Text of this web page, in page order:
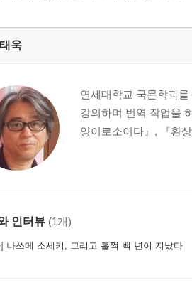
욱
연세대학교 국문학과
강의하며 번역 작업을
양이로소이다』, 『환
인터뷰 (1개)
나쓰메 소세키, 그리고 훌쩍 백 년이 지났다